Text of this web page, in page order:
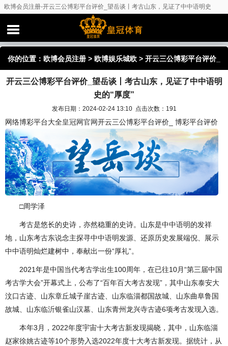
欧博会员注册-开云三公博彩平台评价_望岳谈丨考古山东，见证了中中语明史
你的位置： 欧博会员注册 > 欧博娱乐城欧 > 开云三公博彩平台评价_
望岳谈丨考古山东，见证了中中语明史的“厚度”
开云三公博彩平台评价_望岳谈丨考古山东，见证了中中语明
史的“厚度”
发布日期：2024-02-24 13:10 点击次数：191
网络博彩平台大全皇冠网官网开云三公博彩平台评价_ 博彩平台评价
□周学泽
考古是悠长的史诗，亦然稳重的史诗。山东是中中语明的发祥
地，山东考古东说念主探寻中中语明发源、还原历史发展端倪、展示
中中语明灿烂建树中，奉献出一份“厚礼”。
2021年是中国当代考古学出生100周年，在已往10月“第三届中国
考古学大会”开幕式上，公布了“百年百大考古发现”，其中山东泰安大
汶口古迹、山东章丘城子崖古迹、山东临淄都国故城、山东曲阜鲁国
故城、山东临沂银雀山汉墓、山东青州龙兴寺古迹6项考古发现入选。
本年3月，2022年度宇宙十大考古新发现揭晓，其中，山东临淄
赵家徐姚古迹等10个形势入选2022年度十大考古新发现。据统计，从